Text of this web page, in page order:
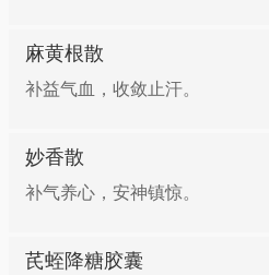
麻黄根散
补益气血，收敛止汗。
妙香散
补气养心，安神镇惊。
芪蛭降糖胶囊